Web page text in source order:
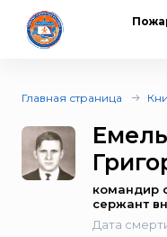
Главная страница
командир
сержант
Дата